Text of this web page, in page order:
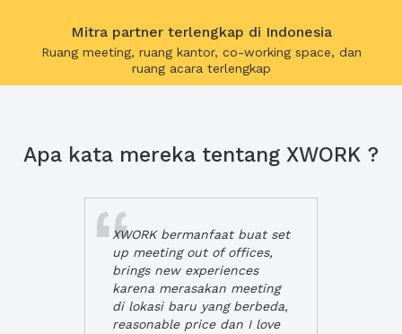
Mitra partner terlengkap di Indonesia
Ruang meeting, ruang kantor, co-working space, dan
ruang acara terlengkap
Apa kata mereka tentang XWORK ?
XWORK bermanfaat buat set
up meeting out of offices,
brings new experiences
karena merasakan meeting
di lokasi baru yang berbeda,
reasonable price dan I love